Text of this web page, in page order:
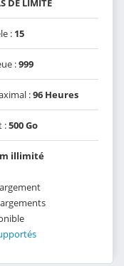
DE LIMITE
: 15
:999
:96 Heures
:500 Go
illimité